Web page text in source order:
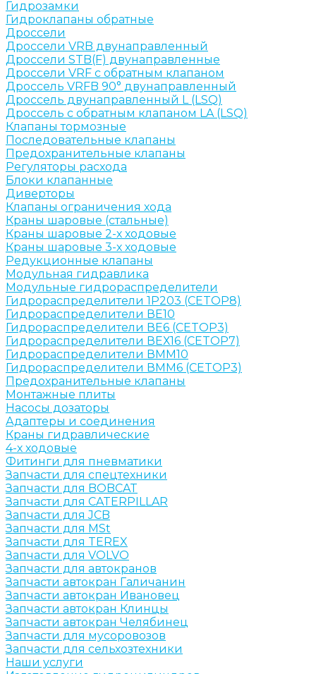
Гидрозамки
Гидроклапаны обратные
Дроссели
Дроссели VRB двунаправленный
Дроссели STB(F) двунаправленные
Дроссели VRF с обратным клапаном
Дроссель VRFB 90° двунаправленный
Дроссель двунаправленный L (LSQ)
Дроссель с обратным клапаном LA (LSQ)
Клапаны тормозные
Последовательные клапаны
Предохранительные клапаны
Регуляторы расхода
Блоки клапанные
Диверторы
Клапаны ограничения хода
Краны шаровые (стальные)
Краны шаровые 2-х ходовые
Краны шаровые 3-х ходовые
Редукционные клапаны
Модульная гидравлика
Модульные гидрораспределители
Гидрораспределители 1Р203 (CETOP8)
Гидрораспределители ВЕ10
Гидрораспределители ВЕ6 (CETOP3)
Гидрораспределители ВЕХ16 (CETOP7)
Гидрораспределители ВММ10
Гидрораспределители ВММ6 (CETOP3)
Предохранительные клапаны
Монтажные плиты
Насосы дозаторы
Адаптеры и соединения
Краны гидравлические
4-х ходовые
Фитинги для пневматики
Запчасти для спецтехники
Запчасти для BOBCAT
Запчасти для CATERPILLAR
Запчасти для JCB
Запчасти для MSt
Запчасти для TEREX
Запчасти для VOLVO
Запчасти для автокранов
Запчасти автокран Галичанин
Запчасти автокран Ивановец
Запчасти автокран Клинцы
Запчасти автокран Челябинец
Запчасти для мусоровозов
Запчасти для сельхозтехники
Наши услуги